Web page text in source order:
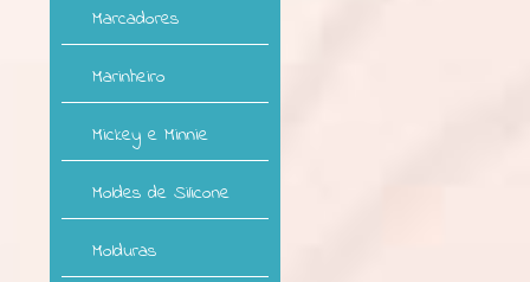
Marcadores
Marinheiro
Mickey e Minnie
Moldes de Silicone
Molduras